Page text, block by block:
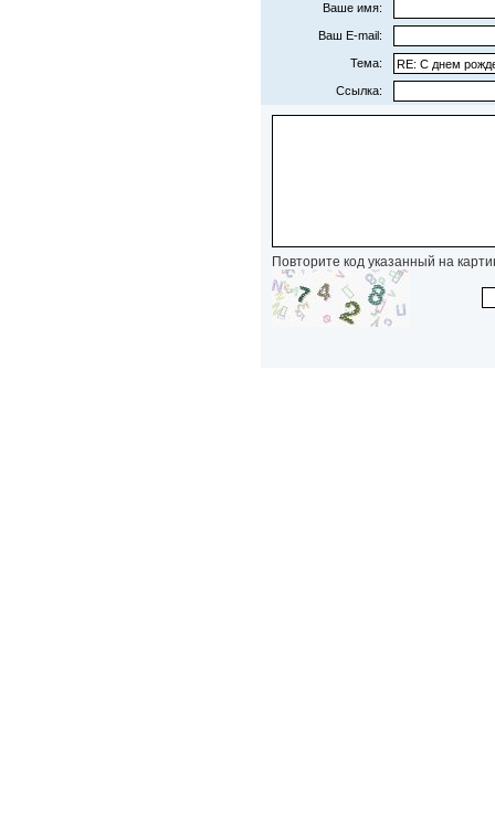
Ваше имя:
Ваш E-mail:
Тема:
Ссылка:
Повторите код указанный на